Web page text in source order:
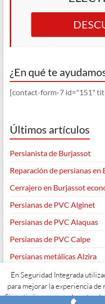
¿En qué te
[contact-form-7 id="151"
Últimos artículos
Persianista de Burjassot
Reparación de persianas en
Cerrajero en Burjassot
Persianas de PVC Alginet
Persianas de PVC Alaquas
Persianas de PVC Calpe
Persianas metálicas Alzira
Copyright © 2026. Todos los
En Seguridad Integrada
para mejorar la experiencia de
Si continúas navegando